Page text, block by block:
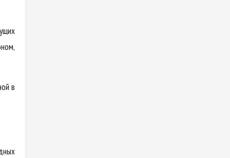
в